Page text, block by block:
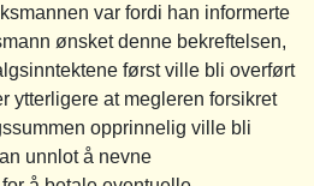
var fordi han informerte
ønsket denne bekreftelsen,
først ville bli overført
ytterligere at megleren forsikret
opprinnelig ville bli
unnlot å nevne